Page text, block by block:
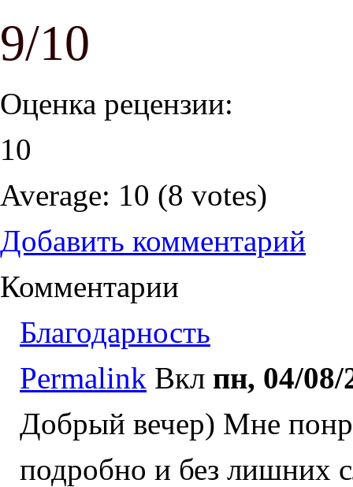
9/10
Оценка рецензии:
10
Average: 10 (8 votes)
Добавить комментарий
Комментарии
Благодарность
Permalink Вкл пн, 04/08/
Добрый вечер) Мне
подробно и без лишних